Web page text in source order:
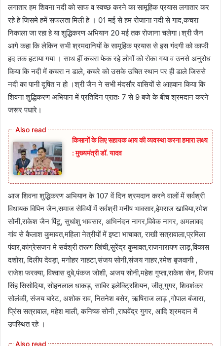
लगातार हम शिवना नदी को साफ व स्वच्छ करने का सामूहिक प्रयास लगातार कर
रहे हे जिसमे हमें सफलता मिली हे । 01 मई से हम रोजाना नदी से गाद,कचरा
निकाला जा रहा हे या शुद्धिकरण अभियान 20 मई तक रोजाना चलेगा।श्री जैन
आगे कहा कि लेकिन सभी श्रमदानियों के सामूहिक प्रयास से इस गंदगी को काफी
हद तक हटाया गया । साथ हीं कचरा फेक रहे लोगों को रोका गया व उनसे अनुरोध
किया कि नदी में कचरा न डाले, कचरे को उसके उचित स्थान पर ही डाले जिससे
नदी का पानी दूषित न हो ।श्री जैन ने सभी मंदसौर वासियों से आहवान किया कि
शिवना शुद्धिकरण अभियान में प्रतिदिन प्रातः 7 से 9 बजे के बीच श्रमदान करने
जरूर पधारे।
किसानों के लिए सहायक आय की व्यवस्था करना हमारा लक्ष्य
: मुख्यमंत्री डॉ. यादव
आज शिवना शुद्धिकरण अभियान के 107 वें दिन श्रमदान करने वालों में सर्वश्री
विधायक विपिन जैन,समाज सेवियों में सर्वश्री मनीष भावसार,हेमराज खाबिया,रमेश
सोनी,राकेश जैन पिंटू, सुधांशु भावसार, अभिनंदन नागर,विवेक नागर, अमलावद
गांव से कैलाश कुमावत,महिला नेत्रीयों में इष्टा भाचावत, राखी सत्रावाला,प्रमिला
पंवार,कांग्रेसजन मे सर्वश्री तरूण खिंची,सुरेंद्र कुमावत,राजनारायण लाड़,विकास
दशोरा, दिलीप देवड़ा, मनोहर नाहटा,संजय सोनी,संजय नाहर,रमेश बृजवानी ,
राजेश फरक्या, विश्वास दुबे,पंकज जोशी, अजय सोनी,महेश गुप्ता,राकेश सेन, विजय
सिंह सिसोदिया, सोहनलाल धाकड़, साबिर इलेक्ट्रिशियन, जीतू गुगर, शिवशंकर
सोलंकी, संजय बारेट, अशोक राव, नितनेश बसेर, ऋषिराज लाड़ ,गोपाल बंजारा,
प्रिंस सत्रावाल, महेश माली, कनिष्क सोनी ,राघवेंद्र गुगर, आदि श्रमदान में
उपस्थित रहे ।